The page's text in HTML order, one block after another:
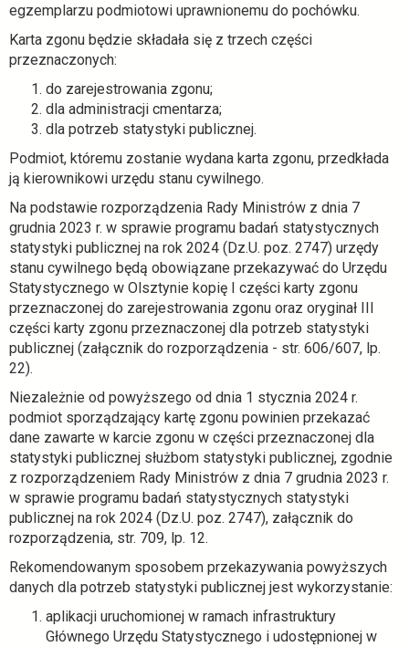
c
egzemplarzu podmiotowi uprawnionemu do pochówku.
Karta zgonu będzie składała się z trzech części
przeznaczonych:
do zarejestrowania zgonu;
dla administracji cmentarza;
dla potrzeb statystyki publicznej.
Podmiot, któremu zostanie wydana karta zgonu, przedkłada
ją kierownikowi urzędu stanu cywilnego.
Na podstawie rozporządzenia Rady Ministrów z dnia 7
grudnia 2023 r. w sprawie programu badań statystycznych
statystyki publicznej na rok 2024 (Dz.U. poz. 2747) urzędy
stanu cywilnego będą obowiązane przekazywać do Urzędu
Statystycznego w Olsztynie kopię I części karty zgonu
przeznaczonej do zarejestrowania zgonu oraz oryginał III
części karty zgonu przeznaczonej dla potrzeb statystyki
publicznej (załącznik do rozporządzenia - str. 606/607, lp.
22).
Niezależnie od powyższego od dnia 1 stycznia 2024 r.
podmiot sporządzający kartę zgonu powinien przekazać
dane zawarte w karcie zgonu w części przeznaczonej dla
statystyki publicznej służbom statystyki publicznej, zgodnie
z rozporządzeniem Rady Ministrów z dnia 7 grudnia 2023 r.
w sprawie programu badań statystycznych statystyki
publicznej na rok 2024 (Dz.U. poz. 2747), załącznik do
rozporządzenia, str. 709, lp. 12.
Rekomendowanym sposobem przekazywania powyższych
danych dla potrzeb statystyki publicznej jest wykorzystanie:
aplikacji uruchomionej w ramach infrastruktury
Głównego Urzędu Statystycznego i udostępnionej w